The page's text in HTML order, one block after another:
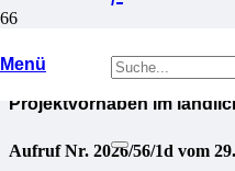
Menü
Der Verein zur
und Zschopautal e.V. ruft
Projektvorhaben im
Aufruf Nr. 2026/56/1d vom